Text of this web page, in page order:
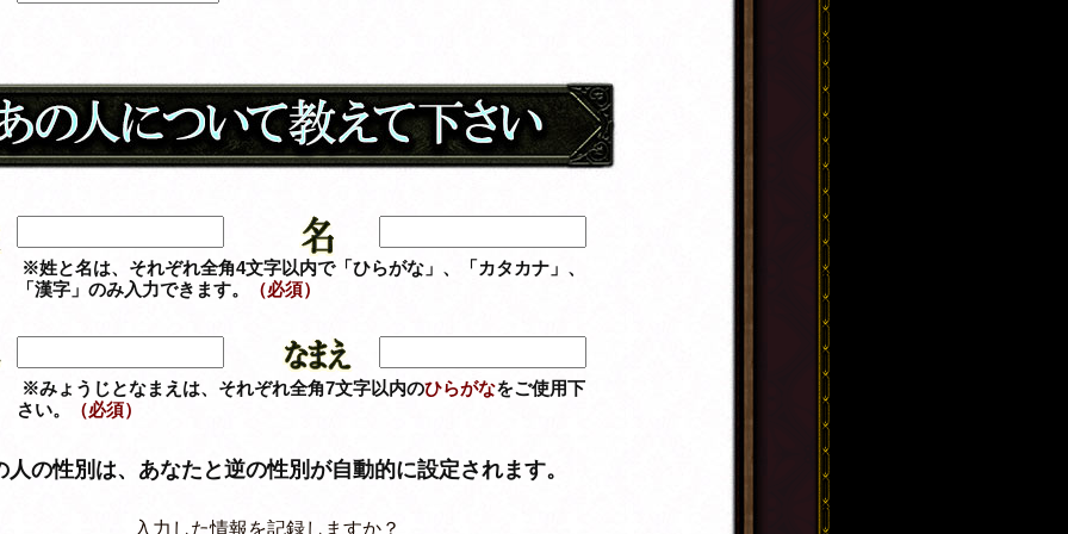
※姓と名は、それぞれ全角4文字以内で「ひらがな」、「カタカナ」、
「漢字」のみ入力できます。
（必須）
※みょうじとなまえは、それぞれ全角7文字以内のひらがなをご使用下
さい。
（必須）
人の性別は、あなたと逆の性別が自動的に設定されます。
入力した情報を記録しますか？